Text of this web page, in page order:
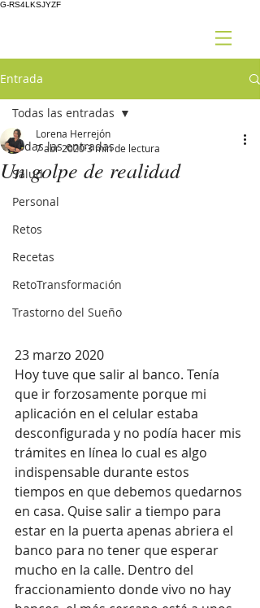
G-RS4LKSJYZF
Entrada
Todas las entradas
Salud
Personal
Retos
Recetas
RetoTransformación
Trastorno del Sueño
Todas las entradas
Un golpe de realidad
Lorena Herrejón
7 abr 20203 min de lectura
23 marzo 2020
Hoy tuve que salir al banco. Tenía
que ir forzosamente porque mi
aplicación en el celular estaba
desconfigurada y no podía hacer mis
trámites en línea lo cual es algo
indispensable durante estos
tiempos en que debemos quedarnos
en casa. Quise salir a tiempo para
estar en la puerta apenas abriera el
banco para no tener que esperar
mucho en la calle. Dentro del
fraccionamiento donde vivo no hay